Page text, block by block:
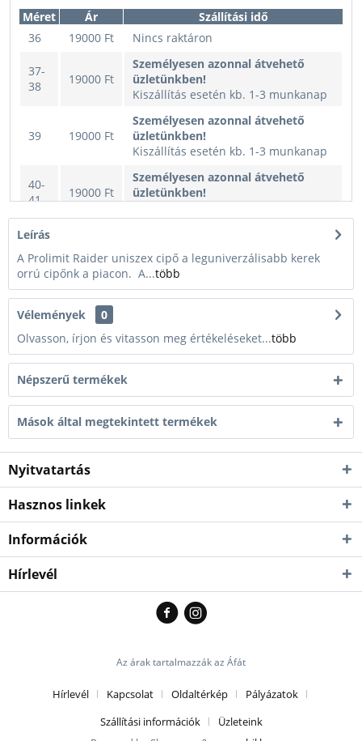
Méret Ár
Szállítási idő
36
19000 Ft Nincs raktáron
37-
38
19000 Ft
Személyesen azonnal átvehető
üzletünkben!
Kiszállítás esetén kb. 1-3 munkanap
39 19000 Ft
Személyesen azonnal átvehető
üzletünkben!
Kiszállítás esetén kb. 1-3 munkanap
40-
41
19000 Ft
Személyesen azonnal átvehető
üzletünkben!
Kiszállítás esetén kb. 1-3 munkanap
43-
44
19000 Ft
Személyesen azonnal átvehető
45 19000 Ft
Személyesen azonnal átvehető
üzletünkben!
46-
47
19000 Ft
Személyesen azonnal átvehető
üzletünkben!
Kiszállítás esetén kb. 1-3 munkanap
48 19000 Ft
Kiszállítás esetén kb. 1-3 munkanap
Leírás
A Prolimit Raider uniszex cipő a leguniverzálisabb kerek
orrú cipőnk a piacon. A...több
Vélemények
0
Olvasson, írjon és vitasson meg értékeléseket...több
Népszerű termékek
Mások által megtekintett termékek
Nyitvatartás
Hasznos linkek
Információk
Hírlevél
Az árak tartalmazzák az Áfát
Hírlevél Kapcsolat Oldaltérkép
Pályázatok
Szállítási információk
Üzleteink